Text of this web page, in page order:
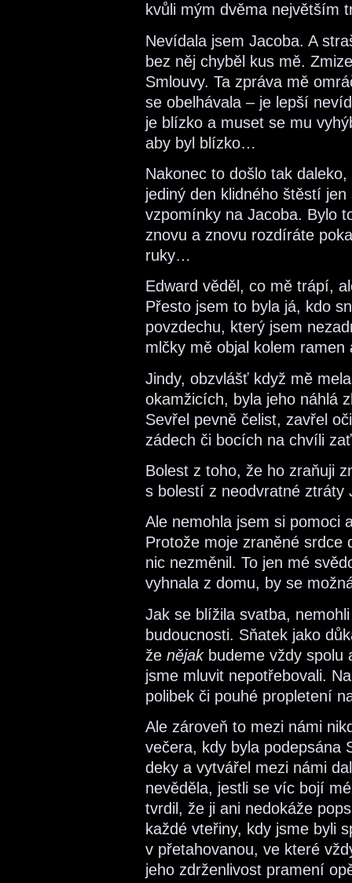
kvůli mým dvěma největším
Nevídala jsem Jacoba. A
bez něj chyběl kus mě.
Smlouvy. Ta zpráva mě
se obelhávala – je lepší
je blízko a muset se mu
aby byl blízko…
Nakonec to došlo tak
jediný den klidného štěstí
vzpomínky na Jacoba. Bylo
znovu a znovu rozdíráte
ruky…
Edward věděl, co mě trápí,
Přesto jsem to byla já, kdo
povzdechu, který jsem
mlčky mě objal kolem
Jindy, obzvlášť když mě
okamžicích, byla jeho náhlá
Sevřel pevně čelist, zavřel
zádech či bocích na chvíli
Bolest z toho, že ho zraňuji
s bolestí z neodvratné ztráty
Ale nemohla jsem si pomoci
Protože moje zraněné srdce
nic nezměnil. To jen mé
vyhnala z domu, by se
Jak se blížila svatba,
budoucnosti. Sňatek jako
že nějakbudeme vždy spolu
jsme mluvit nepotřebovali.
polibek či pouhé propletení
Ale zároveň to mezi námi
večera, kdy byla podepsána
deky a vytvářel mezi námi
nevěděla, jestli se víc bojí
tvrdil, že ji ani nedokáže
každé vteřiny, kdy jsme byli
v přetahovanou, ve které
jeho zdrženlivost pramení